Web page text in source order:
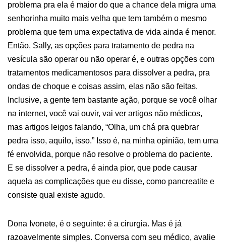
problema pra ela é maior do que a chance dela migra uma
senhorinha muito mais velha que tem também o mesmo
problema que tem uma expectativa de vida ainda é menor.
Então, Sally, as opções para tratamento de pedra na
vesícula são operar ou não operar é, e outras opções com
tratamentos medicamentosos para dissolver a pedra, pra
ondas de choque e coisas assim, elas não são feitas.
Inclusive, a gente tem bastante ação, porque se você olhar
na internet, você vai ouvir, vai ver artigos não médicos,
mas artigos leigos falando, “Olha, um chá pra quebrar
pedra isso, aquilo, isso.” Isso é, na minha opinião, tem uma
fé envolvida, porque não resolve o problema do paciente.
E se dissolver a pedra, é ainda pior, que pode causar
aquela as complicações que eu disse, como pancreatite e
consiste qual existe agudo.
Dona Ivonete, é o seguinte: é a cirurgia. Mas é já
razoavelmente simples. Conversa com seu médico, avalie